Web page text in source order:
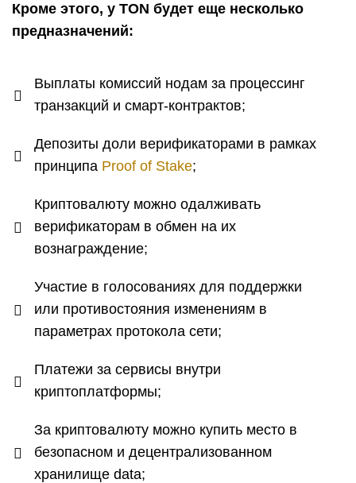
Кроме этого, у TON будет еще несколько
предназначений:
Выплаты комиссий нодам за процессинг
транзакций и смарт-контрактов;
Депозиты доли верификаторами в рамках
принципа Proof of Stake;
Криптовалюту можно одалживать
верификаторам в обмен на их
вознаграждение;
Участие в голосованиях для поддержки
или противостояния изменениям в
параметрах протокола сети;
Платежи за сервисы внутри
криптоплатформы;
За криптовалюту можно купить место в
безопасном и децентрализованном
хранилище data;